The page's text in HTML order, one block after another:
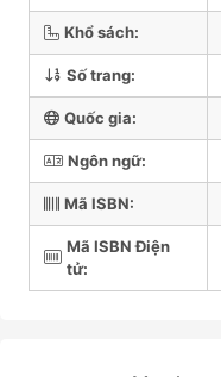
Khổ sách:
Số trang:
Quốc gia:
Ngôn ngữ:
Mã ISBN:
Mã ISBN Điện
tử: